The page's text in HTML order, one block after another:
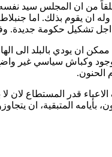
ان المجلس سيد نفسه
ان يقوم بذلك. اما
تشكيل حكومة جديدة.
ان يودي بالبلد الى
وكباش سياسي غير
الحنون.
الاعباء قدر المستطاع
المتبقية، ان